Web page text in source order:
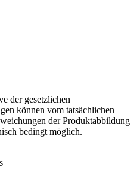
der gesetzlichen
können vom tatsächlichen
der Produktabbildung
bedingt möglich.